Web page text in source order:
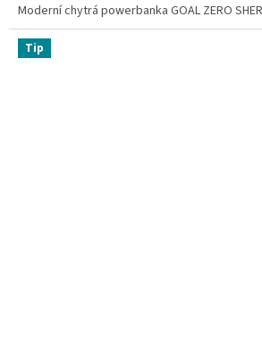
Moderní chytrá powerbanka GOAL ZERO
Tip